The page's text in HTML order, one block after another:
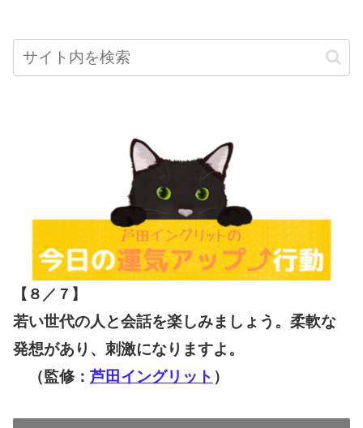
【８／７ 】
若い世代の人と会話を楽しみましょう。柔軟な
発想があり、刺激になりますよ。
（監修： 芦田イングリット ）